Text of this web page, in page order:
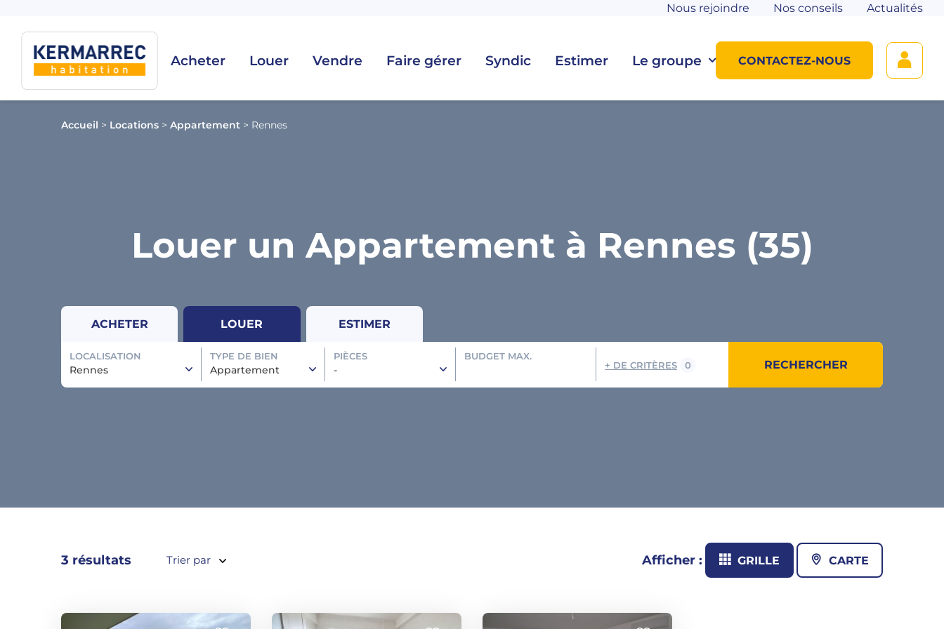
Acheter Louer Vendre Faire gérer Syndic Estimer Le groupe
Nous rejoindre Nos conseils Actualités
CONTACTEZ-NOUS
Accueil > Locations > Appartement > Rennes
Louer un Appartement à Rennes (35)
ACHETER LOUER ESTIMER
LOCALISATION
Rennes
TYPE DE BIEN
Appartement
PIÈCES
-
BUDGET MAX.
+ DE CRITÈRES 0 RECHERCHER
3 résultats Trier par Afficher : GRILLE CARTE